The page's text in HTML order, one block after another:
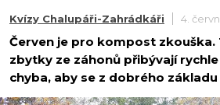
Kvízy Chalupáři-Zahrádkáři 4.
Červen je pro kompost zkouška.
zbytky ze záhonů přibývají
chyba, aby se z dobrého